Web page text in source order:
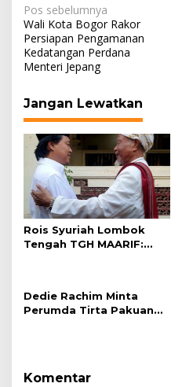
Navigasi
pos
Pos sebelumnya
Wali Kota Bogor Rakor
Persiapan Pengamanan
Kedatangan Perdana
Menteri Jepang
Jangan Lewatkan
Rois Syuriah Lombok
Tengah TGH MAARIF:
Dedie Rachim Minta
Perumda Tirta Pakuan
Komentar